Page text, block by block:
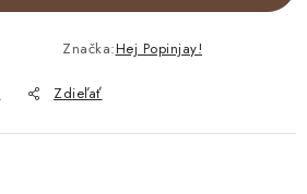
Značka:Hej Popinjay!
Zdieľať